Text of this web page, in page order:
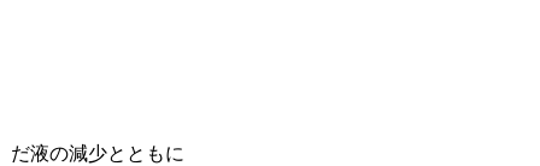
だ液の減少とともに